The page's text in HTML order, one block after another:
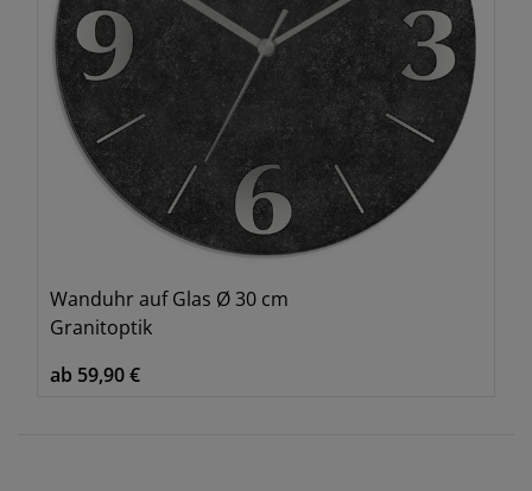
Wanduhr auf Glas Ø 30 cm
Granitoptik
ab 59,90 €